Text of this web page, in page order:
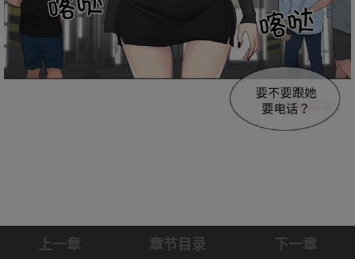
上一章 章节目录 下一章